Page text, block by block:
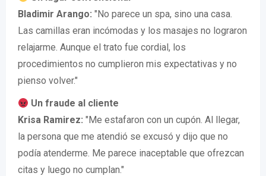
Bladimir Arango: "No parece un spa, sino una casa.
Las camillas eran incómodas y los masajes no lograron
relajarme. Aunque el trato fue cordial, los
procedimientos no cumplieron mis expectativas y no
pienso volver."
Un fraude al cliente
Krisa Ramirez: "Me estafaron con un cupón. Al llegar,
la persona que me atendió se excusó y dijo que no
podía atenderme. Me parece inaceptable que ofrezcan
citas y luego no cumplan."